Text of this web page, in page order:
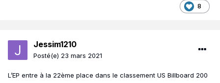
8
Jessim1210
Posté(e) 23 mars 2021
L’EP entre à la 22ème place dans le classement US Billboard 200